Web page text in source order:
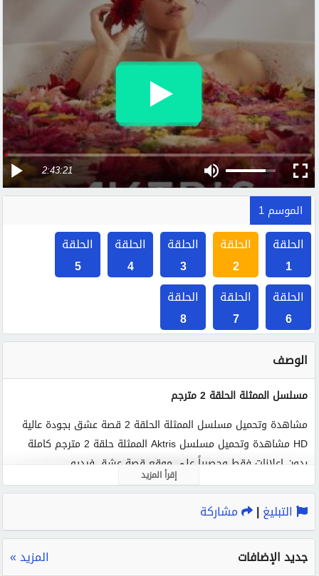
2:43:21
الموسم 1
الحلقة
1
الحلقة
2
الحلقة
3
الحلقة
4
الحلقة
5
الحلقة
6
الحلقة
7
الحلقة
8
الوصف
مسلسل الممثلة الحلقة 2 مترجم
مشاهدة وتحميل مسلسل الممثلة الحلقة 2 قصة عشق بجودة عالية
HD مشاهدة وتحميل مسلسل Aktris الممثلة حلقة 2 مترجم كاملة
بدون اعلانات فقط وحصرياً على موقع قصة عشق فيديو.
الكلمات الدلالية :
الممثلة
مسلسل الممثلة
الممثلة 2 قصة عشق
مسلسل الممثلة حلقة 2
الممثلة الحلقة 2 قصة عشق
إقرأ المزيد
التبليغ| مشاركة
جديد الإضافات المزيد »